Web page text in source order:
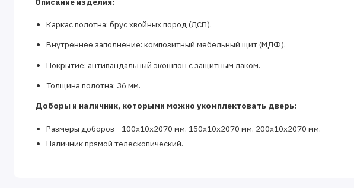
Каркас полотна: брус хвойных пород (ДСП).
Внутреннее заполнение: композитный мебельный щит (МДФ).
Покрытие: антивандальный экошпон с защитным лаком.
Толщина полотна: 36 мм.
Доборы и наличник, которыми можно укомплектовать дверь:
Размеры доборов - 100x10х2070 мм. 150x10х2070 мм. 200x10х2070 мм.
Наличник прямой телескопический.